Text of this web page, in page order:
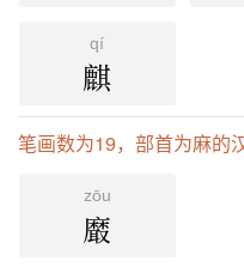
qí
麒
笔画数为19，部首为麻的
zōu
黀